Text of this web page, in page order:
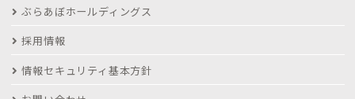
ぶらあぼホールディングス
採用情報
情報セキュリティ基本方針